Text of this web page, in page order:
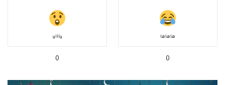
هاهاها
0
واااو
0